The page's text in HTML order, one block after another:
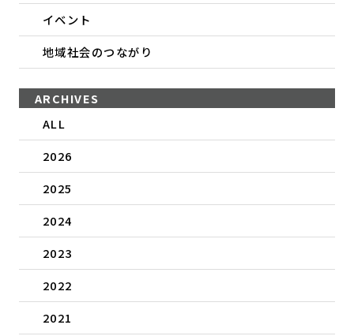
イベント
地域社会のつながり
ARCHIVES
ALL
2026
2025
2024
2023
2022
2021